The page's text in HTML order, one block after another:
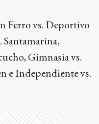
Ferro vs. Deportivo
Gimnasia vs.
e Independiente vs.